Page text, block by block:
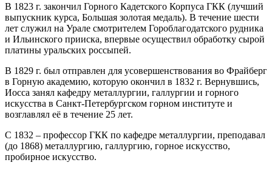
В 1823 г. закончил Горного Кадетского Корпуса ГКК (лучший
выпускник курса, Большая золотая медаль). В течение шести
лет служил на Урале смотрителем Гороблагодатского рудника
и Ильинского прииска, впервые осуществил обработку сырой
платины уральских россыпей.
В 1829 г. был отправлен для усовершенствования во Фрайберг
в Горную академию, которую окончил в 1832 г. Вернувшись,
Иосса занял кафедру металлургии, галлургии и горного
искусства в Санкт-Петербургском горном институте и
возглавлял её в течение 25 лет.
С 1832 – профессор ГКК по кафедре металлургии, преподавал
(до 1868) металлургию, галлургию, горное искусство,
пробирное искусство.